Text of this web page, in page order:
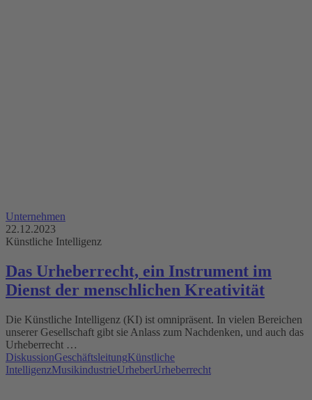
Unternehmen
22.12.2023
Künstliche Intelligenz
Das Urheberrecht, ein Instrument im
Dienst der menschlichen Kreativität
Die Künstliche Intelligenz (KI) ist omnipräsent. In vielen Bereichen
unserer Gesellschaft gibt sie Anlass zum Nachdenken, und auch das
Urheberrecht …
DiskussionGeschäftsleitungKünstliche
IntelligenzMusikindustrieUrheberUrheberrecht